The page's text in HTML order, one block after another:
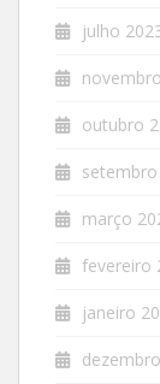
julho
outubro
setembro
março
fevereiro
janeiro